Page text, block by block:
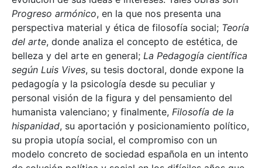
Progreso armónico, en la que nos presenta una
perspectiva material y ética de filosofía social; Teoría
del arte, donde analiza el concepto de estética, de
belleza y del arte en general; La Pedagogía científica
según Luis Vives, su tesis doctoral, donde expone la
pedagogía y la psicología desde su peculiar y
personal visión de la figura y del pensamiento del
humanista valenciano; y finalmente, Filosofía de la
hispanidad, su aportación y posicionamiento político,
su propia utopía social, el compromiso con un
modelo concreto de sociedad española en un intento